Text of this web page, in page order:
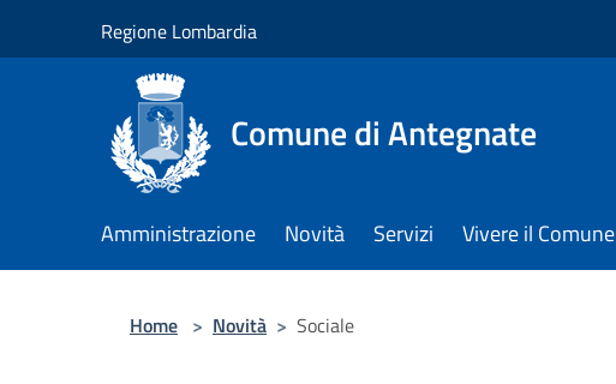
Regione Lombardia
Comune di Antegnate
Amministrazione Novità Servizi Vivere il Comune
Home > Novità > Sociale